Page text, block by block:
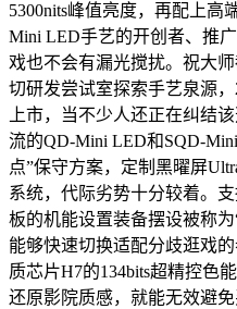
5300nits峰值亮度，再配上高
Mini LED手艺的开创者、推
戏也不会有漏光搅扰。祝大
切研发尝试室探索手艺泉源
上市，当不少人还正在纠结
流的QD-Mini LED和SQD-
点”保守方案，定制黑曜屏
系统，代际劣势十分较着。
板的机能设置装备摆设被称
能够快速切换适配分歧逛戏
质芯片H7的134bits超精控色
还原影院质感，就能无效避